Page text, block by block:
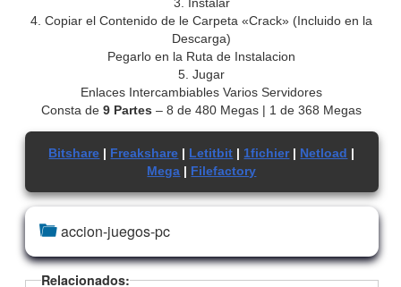
4. Copiar el Contenido de le Carpeta «Crack» (Incluido en la
Descarga)
Pegarlo en la Ruta de Instalacion
5. Jugar
Enlaces Intercambiables Varios Servidores
Consta de 9 Partes – 8 de 480 Megas | 1 de 368 Megas
Bitshare | Freakshare | Letitbit | 1fichier| Netload |
Mega | Filefactory
accion-juegos-pc
Relacionados: